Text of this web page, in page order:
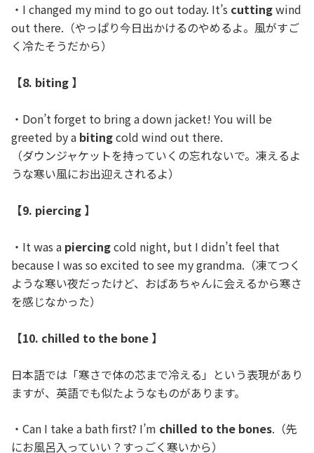
・I changed my mind to go out today. It’s cuttingwind
out there.（やっぱり今日出かけるのやめるよ。風がすご
く冷たそうだから）
【8. biting 】
・Don’t forget to bring a down jacket! You will be
greeted by a bitingcold wind out there.
（ダウンジャケットを持っていくの忘れないで。凍えるよ
うな寒い風にお出迎えされるよ）
【9. piercing 】
・It was a piercingcold night, but I didn’t feel that
because I was so excited to see my grandma.（凍てつく
ような寒い夜だったけど、おばあちゃんに会えるから寒さ
を感じなかった）
【10. chilled to the bone 】
日本語では「寒さで体の芯まで冷える」という表現があり
ますが、英語でも似たようなものがあります。
・Can I take a bath first? I’m chilled to the bones.（先
にお風呂入っていい？すっごく寒いから）